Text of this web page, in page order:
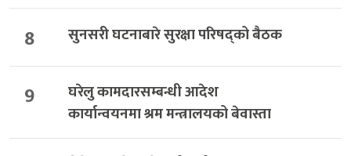
8 सुनसरी घटनाबारे सुरक्षा परिषद्को बैठक
9
घरेलु कामदारसम्बन्धी आदेश
कार्यान्वयनमा श्रम मन्त्रालयको बेवास्ता